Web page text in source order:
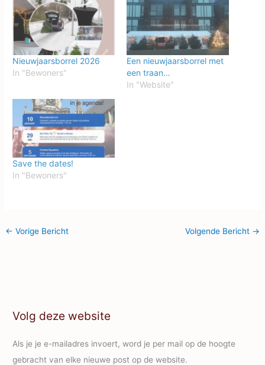
Nieuwjaarsborrel 2026
In "Bewoners"
Een nieuwjaarsborrel met
een traan…
In "Website"
Save the dates!
In "Bewoners"
← Vorige Bericht Volgende Bericht →
Volg deze website
Als je je e-mailadres invoert, word je per mail op de hoogte
gebracht van elke nieuwe post op de website.